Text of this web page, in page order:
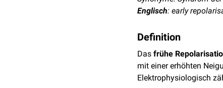
Englisch: early
Definition
Das frühe
mit einer erhöhten
Elektrophysiologisch